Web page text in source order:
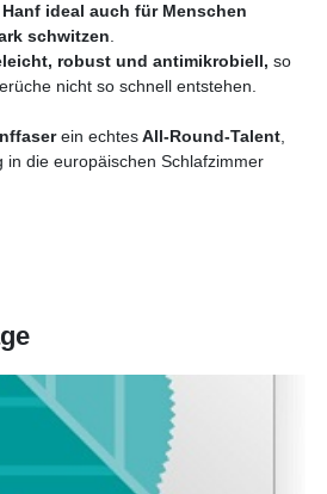
Hanf ideal auch für Menschen
schwitzen
robust und antimikrobiell, so
nicht so schnell entstehen.
ein echtesAll-Round-Talent
in die europäischen Schlafzimmer